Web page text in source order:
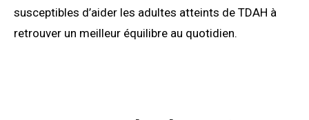
susceptibles d’aider les adultes atteints de TDAH à
retrouver un meilleur équilibre au quotidien.